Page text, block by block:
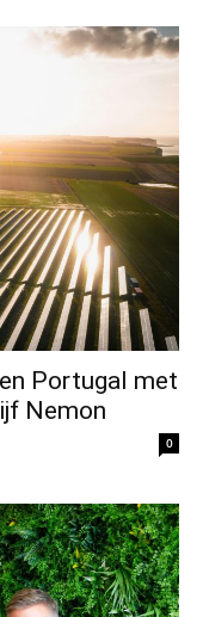
Portugal met
Nemon
0